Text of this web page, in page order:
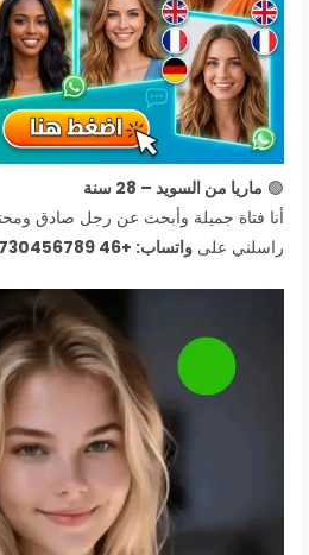
🟢 ماريا من السويد – 28 سنة
أنا فتاة جميلة وأبحث عن رجل صادق
راسلني علىواتساب: +46 730456789